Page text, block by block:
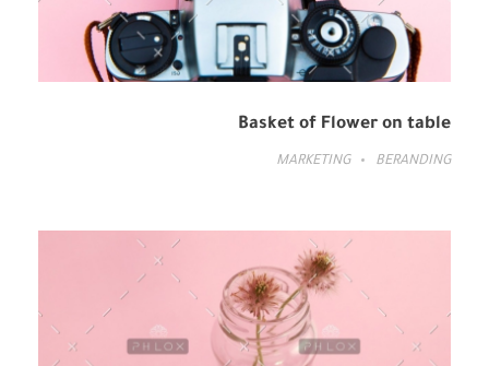
Basket of Flower on table
BERANDING
MARKETING